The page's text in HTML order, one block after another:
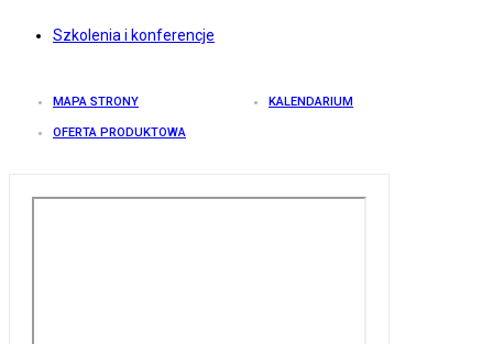
Szkolenia i konferencje
MAPA STRONY KALENDARIUM
OFERTA PRODUKTOWA